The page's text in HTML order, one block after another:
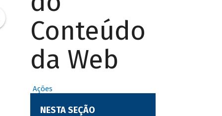
Conteúdo
da Web
Ações
NESTA SEÇÃO